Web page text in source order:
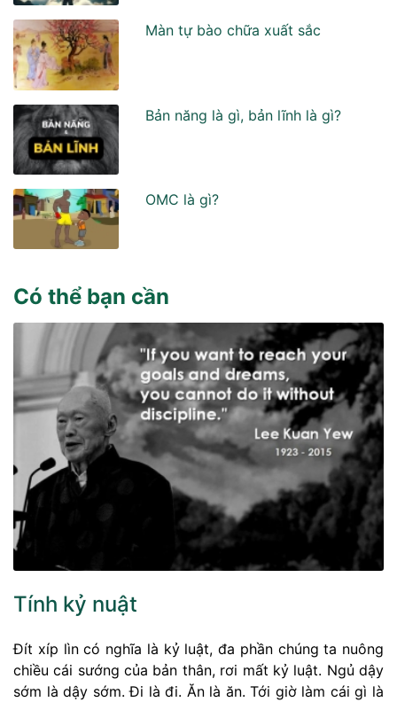
Màn tự bào chữa xuất sắc
Bản năng là gì, bản lĩnh là gì?
OMC là gì?
Có thể bạn cần
Tính kỷ nuật
Đít xíp lìn có nghĩa là kỷ luật, đa phần chúng ta nuông
chiều cái sướng của bản thân, rơi mất kỷ luật. Ngủ dậy
sớm là dậy sớm. Đi là đi. Ăn là ăn. Tới giờ làm cái gì là